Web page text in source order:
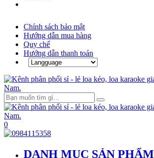
Chính sách bảo mật
Hướng dẫn mua hàng
Quy chế
Hướng dẫn thanh toán
0
DANH MỤC SẢN PHẨM